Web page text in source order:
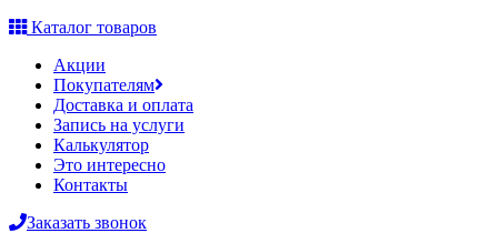
Каталог товаров
Акции
Покупателям
Доставка и оплата
Запись на услуги
Калькулятор
Это интересно
Контакты
Заказать звонок